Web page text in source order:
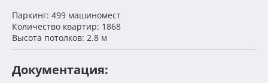
Паркинг: 499 машиномест
Количество квартир: 1868
Высота потолков: 2.8 м
Документация: